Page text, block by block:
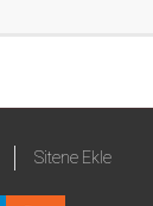
Sitene Ekle